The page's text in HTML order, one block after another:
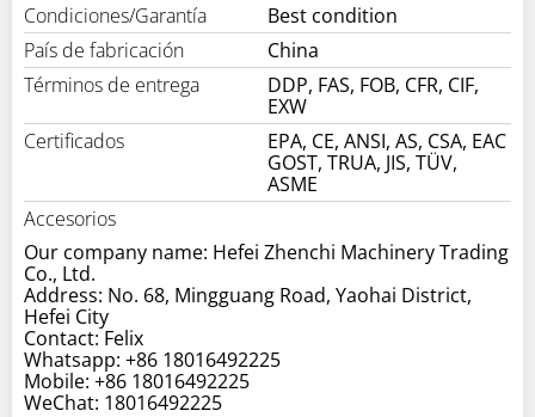
Condiciones/Garantía
Best condition
País de fabricación
China
Términos de entrega
DDP, FAS, FOB, CFR, CIF,
EXW
Certificados
EPA, CE, ANSI, AS, CSA, EAC
GOST, TRUA, JIS, TÜV,
ASME
Accesorios
Our company name: Hefei Zhenchi Machinery Trading
Co., Ltd.
Address: No. 68, Mingguang Road, Yaohai District,
Hefei City
Contact: Felix
Whatsapp: +86 18016492225
Mobile: +86 18016492225
WeChat: 18016492225